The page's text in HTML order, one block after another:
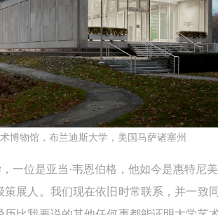
博物馆，布兰迪斯大学，美国马萨诸塞州
一位是亚当·韦恩伯格，他如今是惠特尼
展人。我们现在依旧时常联系，并一致